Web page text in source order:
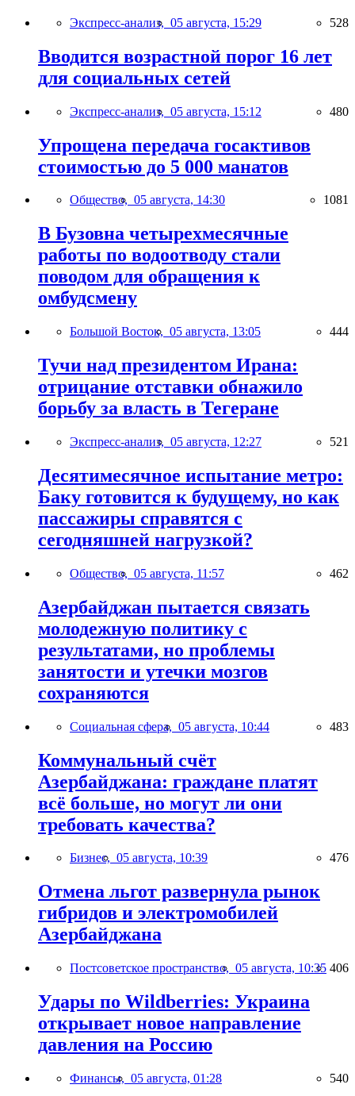
Экспресс-анализ, 05 августа, 15:29 528
Вводится возрастной порог 16 лет
для социальных сетей
Экспресс-анализ, 05 августа, 15:12 480
Упрощена передача госактивов
стоимостью до 5 000 манатов
Общество, 05 августа, 14:30 1081
В Бузовна четырехмесячные
работы по водоотводу стали
поводом для обращения к
омбудсмену
Большой Восток, 05 августа, 13:05 444
Тучи над президентом Ирана:
отрицание отставки обнажило
борьбу за власть в Тегеране
Экспресс-анализ, 05 августа, 12:27 521
Десятимесячное испытание метро:
Баку готовится к будущему, но как
пассажиры справятся с
сегодняшней нагрузкой?
Общество, 05 августа, 11:57 462
Азербайджан пытается связать
молодежную политику с
результатами, но проблемы
занятости и утечки мозгов
сохраняются
Социальная сфера, 05 августа, 10:44 483
Коммунальный счёт
Азербайджана: граждане платят
всё больше, но могут ли они
требовать качества?
Бизнес, 05 августа, 10:39 476
Отмена льгот развернула рынок
гибридов и электромобилей
Азербайджана
Постсоветское пространство, 05 августа, 10:35 406
Удары по Wildberries: Украина
открывает новое направление
давления на Россию
Финансы, 05 августа, 01:28 540